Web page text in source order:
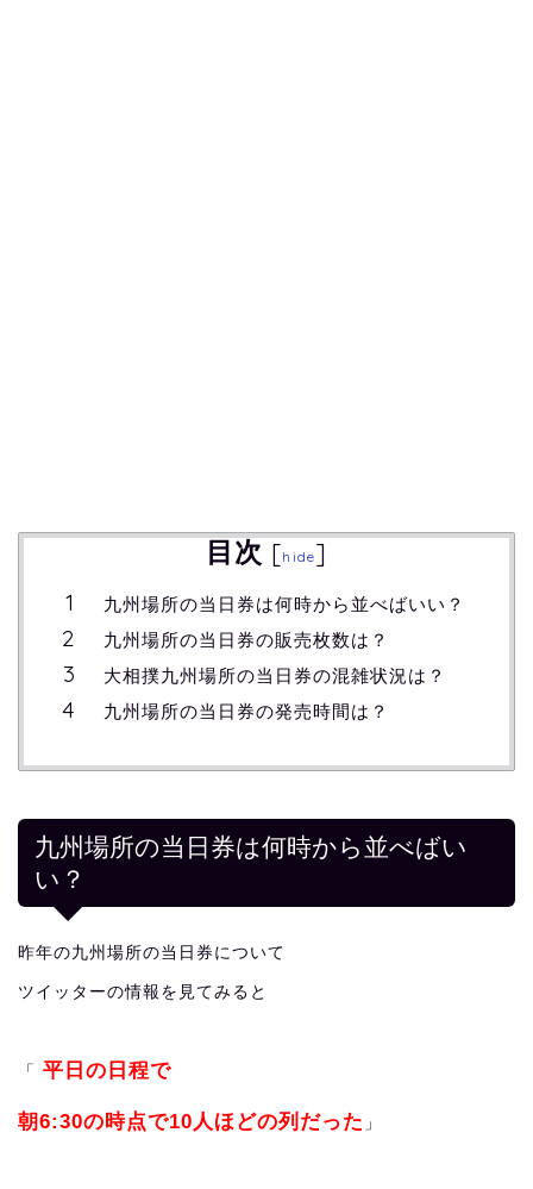
目次 [hide]
九州場所の当日券は何時から並べばいい？
九州場所の当日券の販売枚数は？
大相撲九州場所の当日券の混雑状況は？
九州場所の当日券の発売時間は？
九州場所の当日券は何時から並べばい
い？
昨年の九州場所の当日券について
ツイッターの情報を見てみると
「 平日の日程で
朝6:30の時点で10人ほどの列だった 」